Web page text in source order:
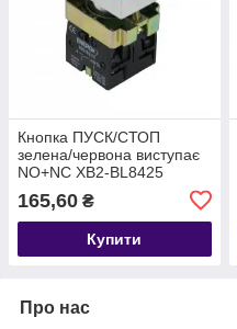
Кнопка ПУСК/СТОП
зелена/червона виступає
NO+NC XB2-BL8425
165,60 ₴
Купити
Про нас